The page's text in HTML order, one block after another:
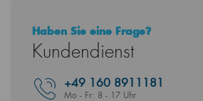
Haben Sie eine Frage?
Kundendienst
+49 160 8911181
Mo - Fr: 8 - 17 Uhr